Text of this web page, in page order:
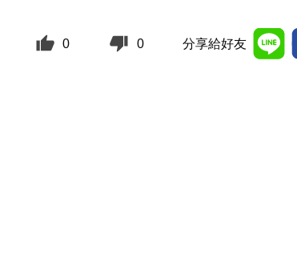
0 0 分享給好友